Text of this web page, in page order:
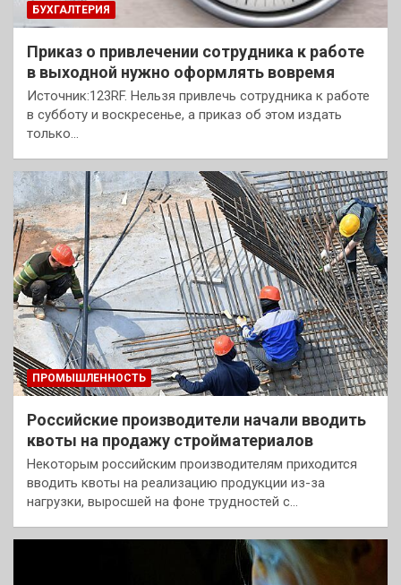
БУХГАЛТЕРИЯ
Приказ о привлечении сотрудника к работе
в выходной нужно оформлять вовремя
Источник:123RF. Нельзя привлечь сотрудника к работе
в субботу и воскресенье, а приказ об этом издать
только…
ПРОМЫШЛЕННОСТЬ
Российские производители начали вводить
квоты на продажу стройматериалов
Некоторым российским производителям приходится
вводить квоты на реализацию продукции из-за
нагрузки, выросшей на фоне трудностей с…